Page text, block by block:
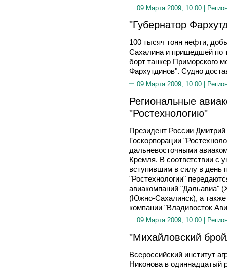
09 Марта 2009, 10:00 |
"Губернатор
100 тысяч тонн нефти,
Сахалина и пришедшей по
борт танкер Приморского
Фархутдинов". Судно
09 Марта 2009, 10:00 |
Региональные
"Ростехнологию"
Президент России
Госкорпорации
дальневосточными
Кремля. В соответствии с
вступившим в силу в день
"Ростехнологии"
авиакомпаний "Дальавиа"
(Южно-Сахалинск), а также
компании "Владивосток
09 Марта 2009, 10:00 |
"Михайловский
Всероссийский институт
Никонова в одиннадцатый